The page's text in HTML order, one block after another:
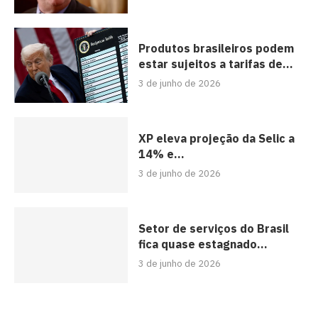
Produtos brasileiros podem
estar sujeitos a tarifas de...
3 de junho de 2026
XP eleva projeção da Selic a
14% e...
3 de junho de 2026
Setor de serviços do Brasil
fica quase estagnado...
3 de junho de 2026